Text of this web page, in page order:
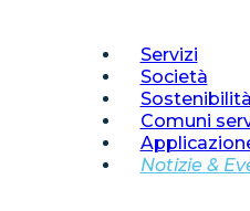
Servizi
Società
Sostenibilità
Comuni
Notizie &